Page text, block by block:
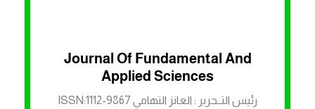
Journal Of Fundamental And
Applied Sciences
رئيس التــحرير : العانز التهامي ISSN:1112-9867
الرابط لمنصة ASJP